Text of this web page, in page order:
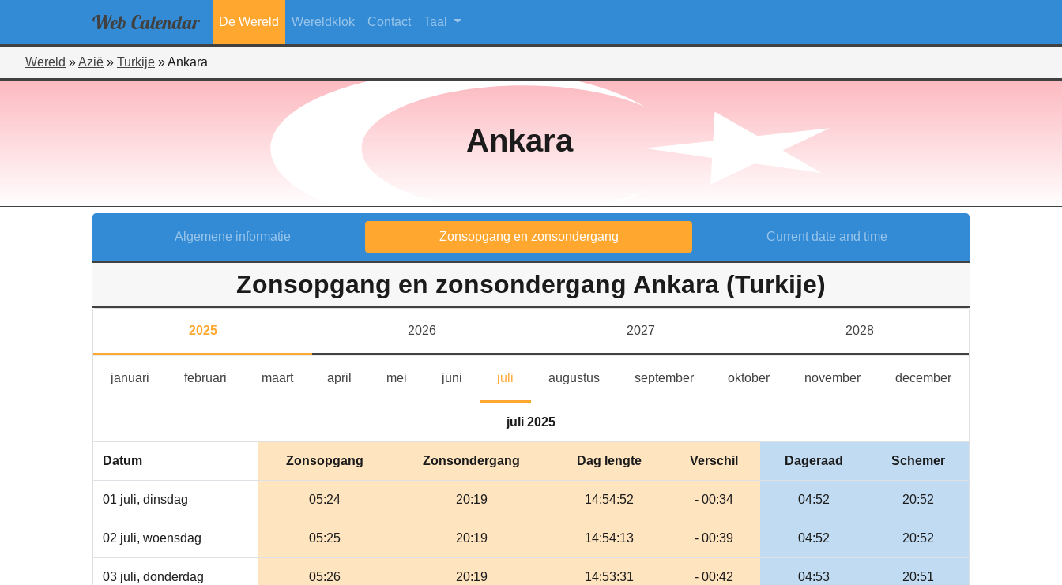
Web Calendar De Wereld Wereldklok Contact Taal
Wereld »Azië » Turkije »Ankara
Ankara
Algemene informatie Zonsopgang en zonsondergang Current date and time
Zonsopgang en zonsondergang Ankara (Turkije)
2025 2026 2027 2028
januarijanuarifebruarifebruarimaartmaart april mei juni julijuli augustusaugustusseptemberseptember
oktoberoktobernovembernovemberdecemberdecember
juli 2025
Datum Zonsopgang Zonsondergang Dag lengte Verschil Dageraad Schemer
01 juli, dinsdag 05:24 20:19 14:54:52 - 00:34 04:52 20:52
02 juli, woensdag 05:25 20:19 14:54:13 - 00:39 04:52 20:52
03 juli, donderdag 05:26 20:19 14:53:31 - 00:42 04:53 20:51